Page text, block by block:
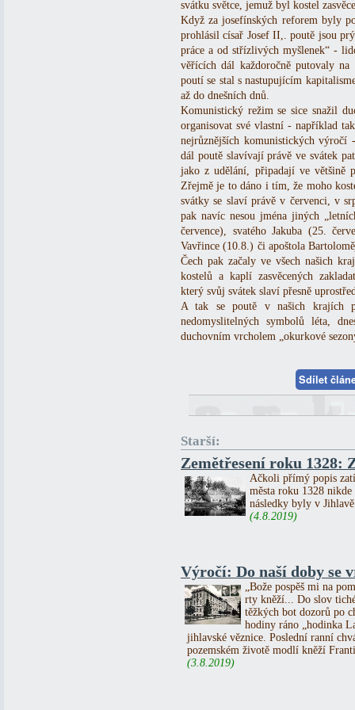
svátku světce, jemuž byl kostel
Když za josefínských reforem byly
prohlásil císař Josef II,. poutě jsou
práce a od střízlivých myšlenek“ -
věřících dál každoročně putovaly
poutí se stal s nastupujícím
až do dnešních dnů.
Komunistický režim se sice snažil
organisovat své vlastní - například
nejrůznějších komunistických výročí
dál poutě slavívají právě ve svátek
jako z udělání, připadají ve většině
Zřejmě je to dáno i tím, že moho
svátky se slaví právě v červenci, v
pak navíc nesou jména jiných
července), svatého Jakuba (25.
Vavřince (10.8.) či apoštola
Čech pak začaly ve všech našich
kostelů a kaplí zasvěcených
který svůj svátek slaví přesně
A tak se poutě v našich krajích
nedomyslitelných symbolů léta,
duchovním vrcholem „okurkové
Sdílet
Starší:
Zemětřesení roku 1328:
Ačkoli přímý popis
města roku 1328
následky byly v
(4.8.2019)
Výročí: Do naší doby se
„Bože pospěš mi na
rty kněží... Do slov
těžkých bot dozorů po
hodiny ráno „hodinka
jihlavské věznice. Poslední ranní
pozemském životě modlí kněží
(3.8.2019)